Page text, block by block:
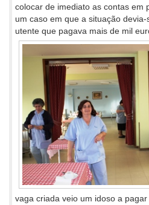
colocar de imediato as contas em
um caso em que a situação
utente que pagava mais de mil
vaga criada veio um idoso a